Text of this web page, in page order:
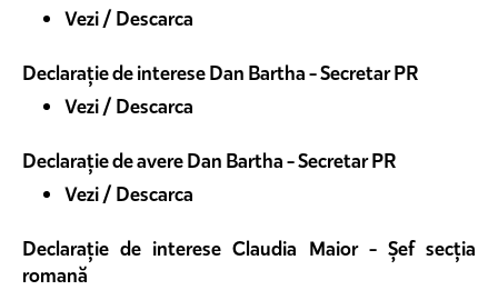
Vezi / Descarca
Declarație de interese Dan Bartha - Secretar PR
Vezi / Descarca
Declarație de avere Dan Bartha - Secretar PR
Vezi / Descarca
Declarație de interese Claudia Maior - Șef secția
romană